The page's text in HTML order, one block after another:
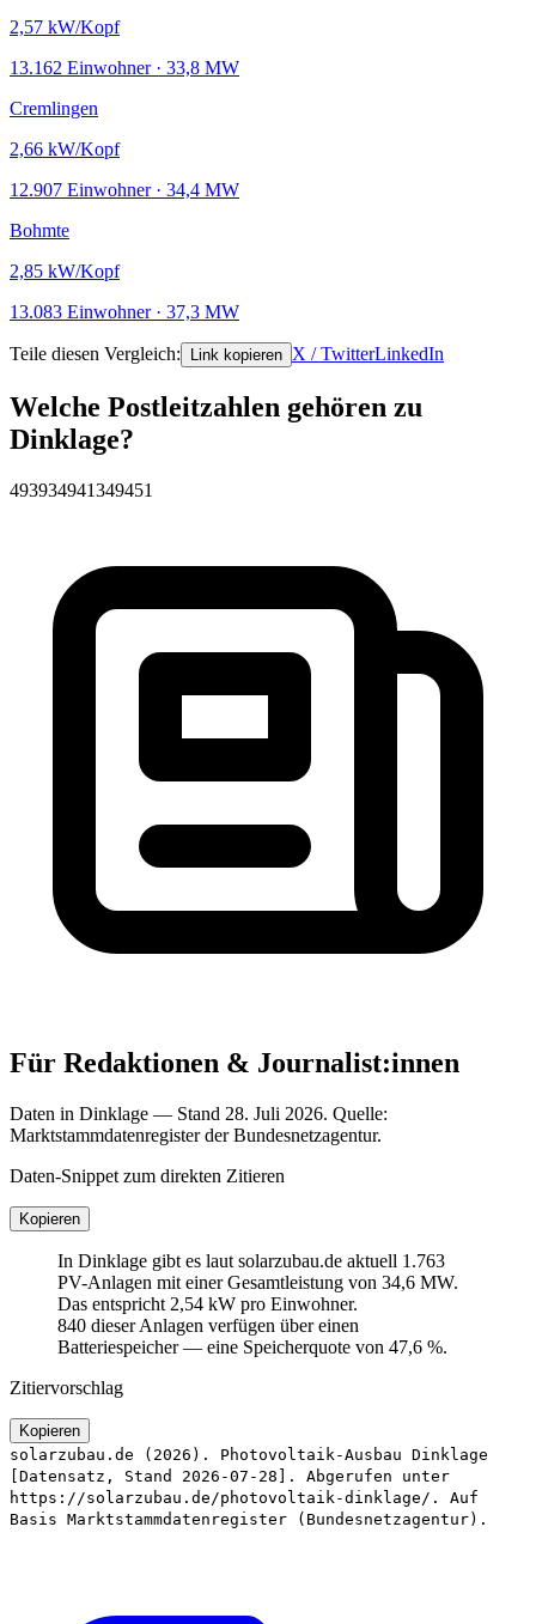
2,57 kW/Kopf
13.162 Einwohner · 33,8 MW
Cremlingen
2,66 kW/Kopf
12.907 Einwohner · 34,4 MW
Bohmte
2,85 kW/Kopf
13.083 Einwohner · 37,3 MW
Teile diesen Vergleich: Link kopieren X / TwitterLinkedIn
Welche Postleitzahlen gehören zu
Dinklage?
493934941349451
Für Redaktionen & Journalist:innen
Daten in Dinklage — Stand 28. Juli 2026. Quelle:
Marktstammdatenregister der Bundesnetzagentur.
Daten-Snippet zum direkten Zitieren
Kopieren
In Dinklage gibt es laut solarzubau.de aktuell 1.763
PV-Anlagen mit einer Gesamtleistung von 34,6 MW.
Das entspricht 2,54 kW pro Einwohner.
840 dieser Anlagen verfügen über einen
Batteriespeicher — eine Speicherquote von 47,6 %.
Zitiervorschlag
Kopieren
solarzubau.de (2026). Photovoltaik-Ausbau Dinklage
[Datensatz, Stand 2026-07-28]. Abgerufen unter
https://solarzubau.de/photovoltaik-dinklage/. Auf
Basis Marktstammdatenregister (Bundesnetzagentur).